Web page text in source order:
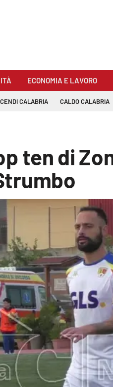
ECONOMIA E LAVORO
CALABRIA CALDO CALABRIA
ten di